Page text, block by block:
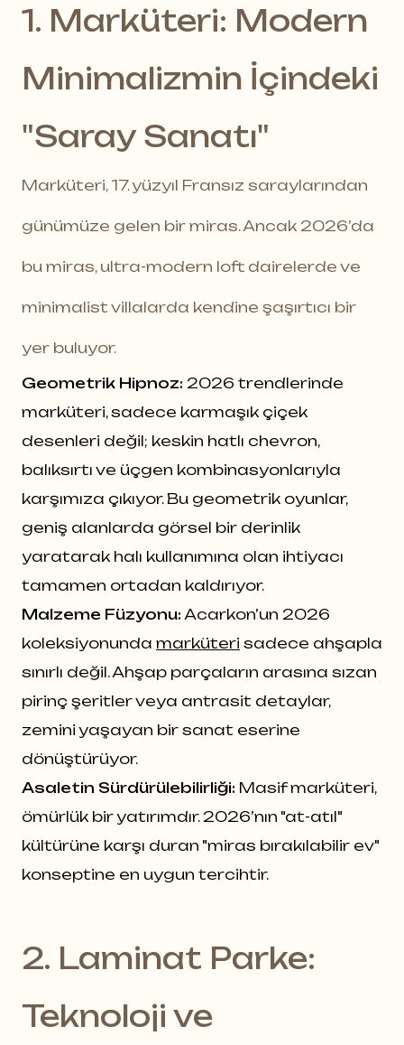
1. Marküteri: Modern
Minimalizmin İçindeki
"Saray Sanatı"
Marküteri, 17. yüzyıl Fransız saraylarından
günümüze gelen bir miras. Ancak 2026’da
bu miras, ultra-modern loft dairelerde ve
minimalist villalarda kendine şaşırtıcı bir
yer buluyor.
Geometrik Hipnoz: 2026 trendlerinde
marküteri, sadece karmaşık çiçek
desenleri değil; keskin hatlı chevron,
balıksırtı ve üçgen kombinasyonlarıyla
karşımıza çıkıyor. Bu geometrik oyunlar,
geniş alanlarda görsel bir derinlik
yaratarak halı kullanımına olan ihtiyacı
tamamen ortadan kaldırıyor.
Malzeme Füzyonu: Acarkon’un 2026
koleksiyonunda marküteri sadece ahşapla
sınırlı değil. Ahşap parçaların arasına sızan
pirinç şeritler veya antrasit detaylar,
zemini yaşayan bir sanat eserine
dönüştürüyor.
Asaletin Sürdürülebilirliği: Masif marküteri,
ömürlük bir yatırımdır. 2026’nın "at-atıl"
kültürüne karşı duran "miras bırakılabilir ev"
konseptine en uygun tercihtir.
2. Laminat Parke:
Teknoloji ve